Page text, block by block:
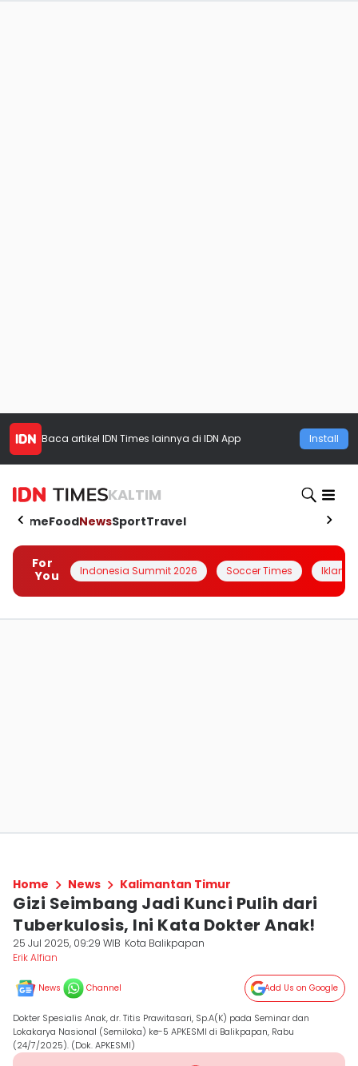
Baca artikel IDN Times lainnya di IDN App Install
KALTIM
HomeFoodNewsSportTravel
For
You
Indonesia Summit 2026 Soccer Times Iklanin
Home News Kalimantan Timur
Gizi Seimbang Jadi Kunci Pulih dari
Tuberkulosis, Ini Kata Dokter Anak!
25 Jul 2025, 09:29 WIB Kota Balikpapan
Erik Alfian
News Channel Add Us on Google
Dokter Spesialis Anak, dr. Titis Prawitasari, Sp.A(K) pada Seminar dan
Lokakarya Nasional (Semiloka) ke-5 APKESMI di Balikpapan, Rabu
(24/7/2025). (Dok. APKESMI)